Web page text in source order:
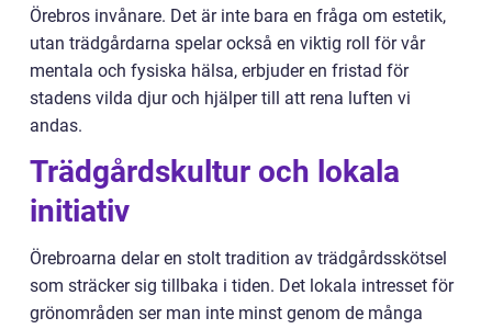
Örebros invånare. Det är inte bara en fråga om estetik,
utan trädgårdarna spelar också en viktig roll för vår
mentala och fysiska hälsa, erbjuder en fristad för
stadens vilda djur och hjälper till att rena luften vi
andas.
Trädgårdskultur och lokala
initiativ
Örebroarna delar en stolt tradition av trädgårdsskötsel
som sträcker sig tillbaka i tiden. Det lokala intresset för
grönområden ser man inte minst genom de många